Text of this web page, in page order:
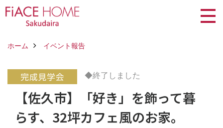
ホーム イベント報告
◆終了しました
【佐久市】「好き」を飾って暮
らす、32坪カフェ風のお家。